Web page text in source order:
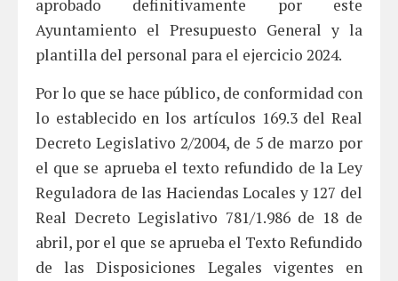
aprobado definitivamente por este
Ayuntamiento el Presupuesto General y la
plantilla del personal para el ejercicio 2024.
Por lo que se hace público, de conformidad con
lo establecido en los artículos 169.3 del Real
Decreto Legislativo 2/2004, de 5 de marzo por
el que se aprueba el texto refundido de la Ley
Reguladora de las Haciendas Locales y 127 del
Real Decreto Legislativo 781/1.986 de 18 de
abril, por el que se aprueba el Texto Refundido
de las Disposiciones Legales vigentes en